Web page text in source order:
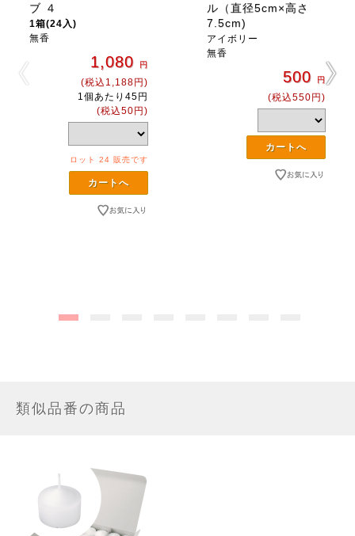
ブ ４
1箱(24入)
無香
1,080 円
(税込1,188円)
1個あたり45円
(税込50円)
ロット 24 販売です
ル（直径5cm×高さ
7.5cm)
アイボリー
無香
500 円
(税込550円)
類似品番の商品